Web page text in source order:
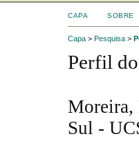
CAPA SOBRE
Capa > Pesquisa >
Perfil
Moreira,
Sul -